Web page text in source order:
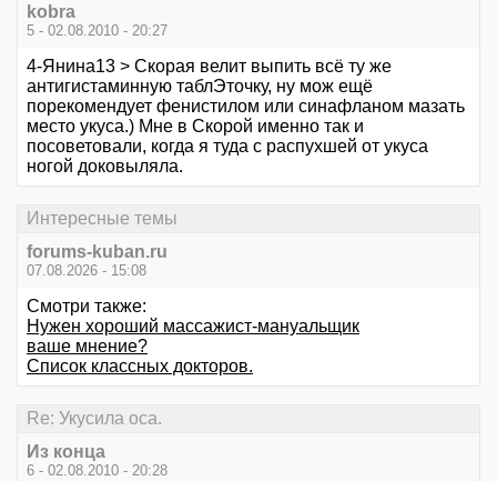
kobra
5 - 02.08.2010 - 20:27
4-Янина13 > Скорая велит выпить всё ту же
антигистаминную таблЭточку, ну мож ещё
порекомендует фенистилом или синафланом мазать
место укуса.) Мне в Скорой именно так и
посоветовали, когда я туда с распухшей от укуса
ногой доковыляла.
Интересные темы
forums-kuban.ru
07.08.2026 - 15:08
Смотри также:
Нужен хороший массажист-мануальщик
ваше мнение?
Список классных докторов.
Re: Укусила оса.
Из конца
6 - 02.08.2010 - 20:28